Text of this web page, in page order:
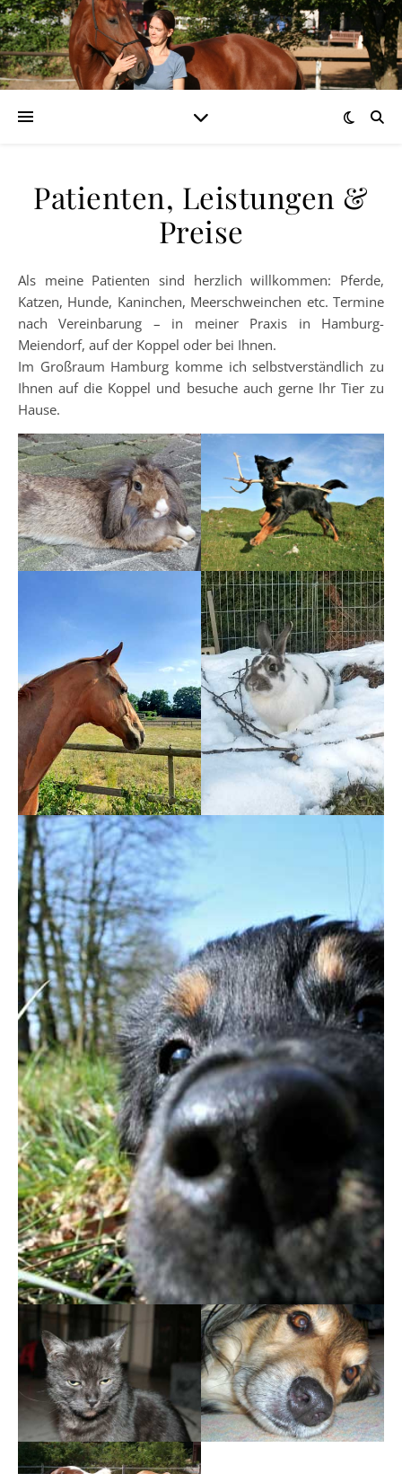
Patienten, Leistungen &
Preise
Als meine Patienten sind herzlich willkommen: Pferde,
Katzen, Hunde, Kaninchen, Meerschweinchen etc. Termine
nach Vereinbarung – in meiner Praxis in Hamburg-
Meiendorf, auf der Koppel oder bei Ihnen.
Im Großraum Hamburg komme ich selbstverständlich zu
Ihnen auf die Koppel und besuche auch gerne Ihr Tier zu
Hause.